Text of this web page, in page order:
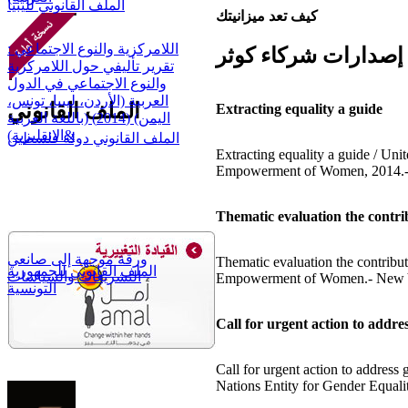
اللامركزية والنوع الاجتماعي :
تقرير تأليفي حول اللامركزية
والنوع الاجتماعي في الدول
العربية (الأردن، ليبيا، تونس،
اليمن) (2014) (باللغة العربية
&الانقليزية)
ورقة موجهة إلى صانعي
التشريعات والسياسات
الملف القانوني
الملف القانوني لليبيا
الملف القانوني دولة فلسطين
الملف القانوني للجمهورية
التونسية
كيف تعد ميزانيتك
إصدارات شركاء كوثر
Extracting equality a guide
Extracting equality a guide /
Empowerment of Women,
Thematic evaluation the
Thematic evaluation the
Empowerment of Women.-
Call for urgent action to
Call for urgent action to
Nations Entity for Gender